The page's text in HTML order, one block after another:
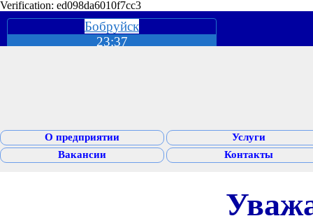
Verification: ed098da6010f7cc3
О предприятии
Услуги
Вакансии
Контакты
Бобруйск
23:37